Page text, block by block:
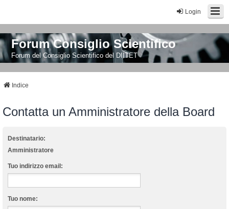
Login
Forum Consiglio Scientifico
Forum del Consiglio Scientifico del DIITET
Indice
Contatta un Amministratore della Board
Destinatario:
Amministratore
Tuo indirizzo email:
Tuo nome: